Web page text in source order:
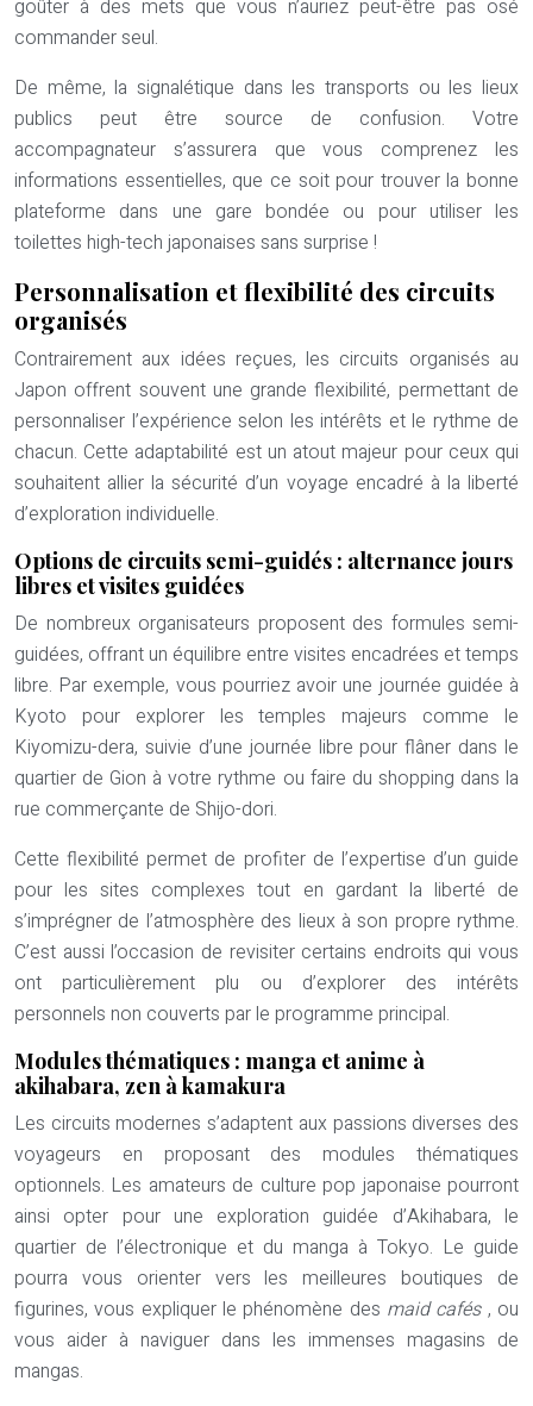
goûter à des mets que vous n’auriez peut-être pas osé
commander seul.
De même, la signalétique dans les transports ou les lieux
publics peut être source de confusion. Votre
accompagnateur s’assurera que vous comprenez les
informations essentielles, que ce soit pour trouver la bonne
plateforme dans une gare bondée ou pour utiliser les
toilettes high-tech japonaises sans surprise !
Personnalisation et flexibilité des circuits
organisés
Contrairement aux idées reçues, les circuits organisés au
Japon offrent souvent une grande flexibilité, permettant de
personnaliser l’expérience selon les intérêts et le rythme de
chacun. Cette adaptabilité est un atout majeur pour ceux qui
souhaitent allier la sécurité d’un voyage encadré à la liberté
d’exploration individuelle.
Options de circuits semi-guidés : alternance jours
libres et visites guidées
De nombreux organisateurs proposent des formules semi-
guidées, offrant un équilibre entre visites encadrées et temps
libre. Par exemple, vous pourriez avoir une journée guidée à
Kyoto pour explorer les temples majeurs comme le
Kiyomizu-dera, suivie d’une journée libre pour flâner dans le
quartier de Gion à votre rythme ou faire du shopping dans la
rue commerçante de Shijo-dori.
Cette flexibilité permet de profiter de l’expertise d’un guide
pour les sites complexes tout en gardant la liberté de
s’imprégner de l’atmosphère des lieux à son propre rythme.
C’est aussi l’occasion de revisiter certains endroits qui vous
ont particulièrement plu ou d’explorer des intérêts
personnels non couverts par le programme principal.
Modules thématiques : manga et anime à
akihabara, zen à kamakura
Les circuits modernes s’adaptent aux passions diverses des
voyageurs en proposant des modules thématiques
optionnels. Les amateurs de culture pop japonaise pourront
ainsi opter pour une exploration guidée d’Akihabara, le
quartier de l’électronique et du manga à Tokyo. Le guide
pourra vous orienter vers les meilleures boutiques de
figurines, vous expliquer le phénomène des maid cafés , ou
vous aider à naviguer dans les immenses magasins de
mangas.